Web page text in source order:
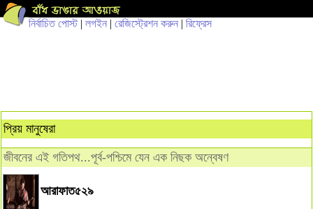
নির্বাচিত পোস্ট| লগইন | রেজিস্ট্রেশন করুন | রিফ্রেস
প্রিয় মানুষেরা
জীবনের এই গতিপথ...পূর্ব-পশ্চিমে যেন এক নিছক অন্বেষণ
আরাফাত৫২৯